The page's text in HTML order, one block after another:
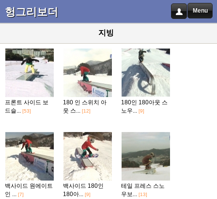
헝그리보더 Menu
지빙
프론트 사이드 보
드슬... [53]
180 인 스위치 아
웃 스... [12]
180인 180아웃 스
노우... [9]
백사이드 원에이트
인 ... [7]
백사이드 180인
180아... [9]
테일 프레스 스노
우보... [13]